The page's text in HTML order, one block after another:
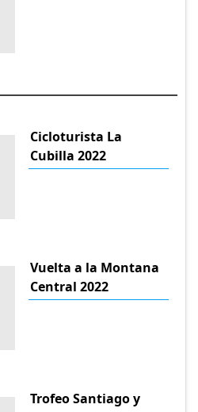
Cicloturista La
Cubilla 2022
Vuelta a la Montana
Central 2022
Trofeo Santiago y